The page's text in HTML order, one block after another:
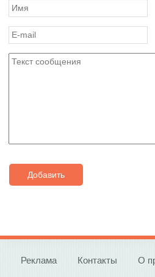
Добавить
Реклама Контакты О